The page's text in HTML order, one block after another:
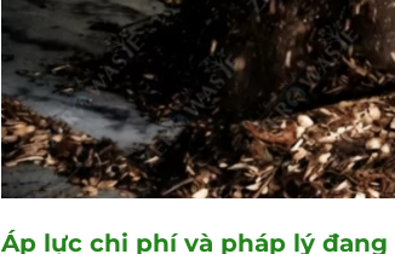
Áp lực chi phí và pháp lý